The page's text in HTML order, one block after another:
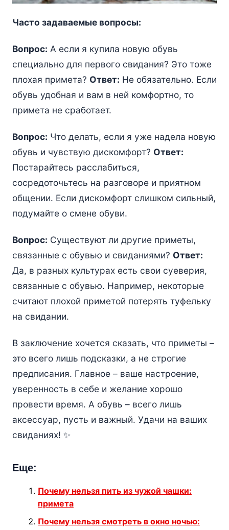
Часто задаваемые вопросы:
Вопрос: А если я купила новую обувь
специально для первого свидания? Это тоже
плохая примета? Ответ: Не обязательно. Если
обувь удобная и вам в ней комфортно, то
примета не сработает.
Вопрос: Что делать, если я уже надела новую
обувь и чувствую дискомфорт? Ответ:
Постарайтесь расслабиться,
сосредоточьтесь на разговоре и приятном
общении. Если дискомфорт слишком сильный,
подумайте о смене обуви.
Вопрос: Существуют ли другие приметы,
связанные с обувью и свиданиями? Ответ:
Да, в разных культурах есть свои суеверия,
связанные с обувью. Например, некоторые
считают плохой приметой потерять туфельку
на свидании.
В заключение хочется сказать, что приметы –
это всего лишь подсказки, а не строгие
предписания. Главное – ваше настроение,
уверенность в себе и желание хорошо
провести время. А обувь – всего лишь
аксессуар, пусть и важный. Удачи на ваших
свиданиях! ✨
Еще:
Почему нельзя пить из чужой чашки:
примета
Почему нельзя смотреть в окно ночью: